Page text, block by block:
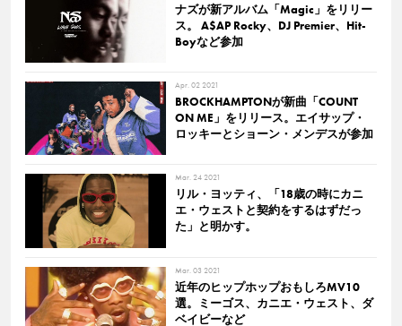
ナズが新アルバム「Magic」をリリー
ス。 A$AP Rocky、DJ Premier、Hit-
Boyなど参加
Apr. 02 2021
BROCKHAMPTONが新曲「COUNT
ON ME」をリリース。エイサップ・
ロッキーとショーン・メンデスが参加
Mar. 24 2021
リル・ヨッティ、「18歳の時にカニ
エ・ウェストと契約をするはずだっ
た」と明かす。
Mar. 03 2021
近年のヒップホップおもしろMV10
選。ミーゴス、カニエ・ウェスト、ダ
ベイビーなど